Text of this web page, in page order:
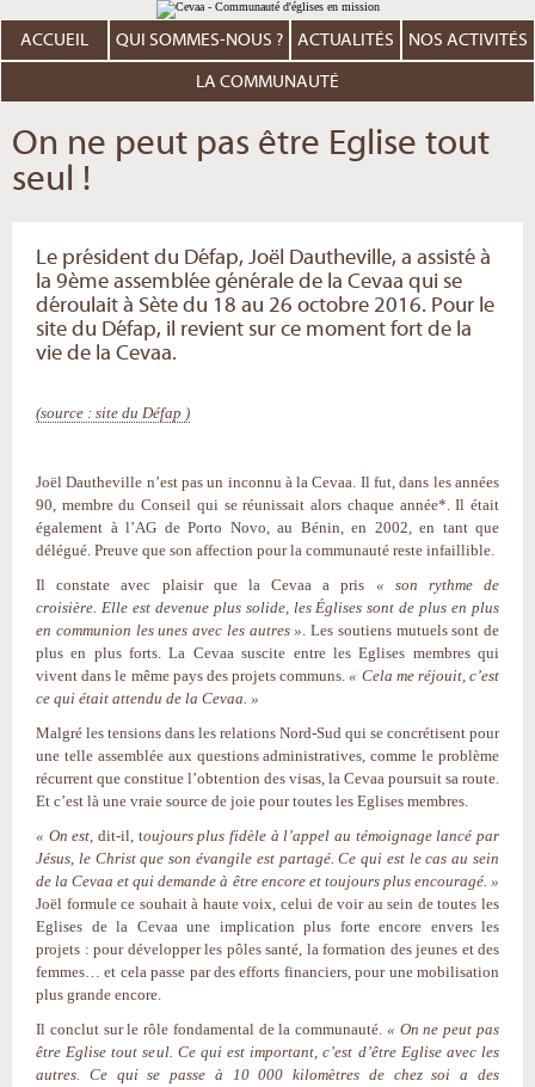
au
contenu.
Aller
personnels
ACCUEIL QUI SOMMES-NOUS ? ACTUALITÉS NOS ACTIVITÉS
LA COMMUNAUTÉ
On ne peut pas être Eglise tout
seul !
Le président du Défap, Joël Dautheville, a assisté à
la 9ème assemblée générale de la Cevaa qui se
déroulait à Sète du 18 au 26 octobre 2016. Pour le
site du Défap, il revient sur ce moment fort de la
vie de la Cevaa.
(source : site du Défap )
Joël Dautheville n’est pas un inconnu à la Cevaa. Il fut, dans les années
90, membre du Conseil qui se réunissait alors chaque année*. Il était
également à l’AG de Porto Novo, au Bénin, en 2002, en tant que
délégué. Preuve que son affection pour la communauté reste infaillible.
Il constate avec plaisir que la Cevaa a pris « son rythme de
croisière. Elle est devenue plus solide, les Églises sont de plus en plus
en communion les unes avec les autres ». Les soutiens mutuels sont de
plus en plus forts. La Cevaa suscite entre les Eglises membres qui
vivent dans le même pays des projets communs.« Cela me réjouit, c’est
ce qui était attendu de la Cevaa. »
Malgré les tensions dans les relations Nord-Sud qui se concrétisent pour
une telle assemblée aux questions administratives, comme le problème
récurrent que constitue l’obtention des visas, la Cevaa poursuit sa route.
Et c’est là une vraie source de joie pour toutes les Eglises membres.
« On est, dit-il, toujours plus fidèle à l’appel au témoignage lancé par
Jésus, le Christ que son évangile est partagé. Ce qui est le cas au sein
de la Cevaa et qui demande à être encore et toujours plus encouragé. »
Joël formule ce souhait à haute voix, celui de voir au sein de toutes les
Eglises de la Cevaa une implication plus forte encore envers les
projets : pour développer les pôles santé, la formation des jeunes et des
femmes… et cela passe par des efforts financiers, pour une mobilisation
plus grande encore.
Il conclut sur le rôle fondamental de la communauté. « On ne peut pas
être Eglise tout seul. Ce qui est important, c’est d’être Eglise avec les
autres. Ce qui se passe à 10 000 kilomètres de chez soi a des